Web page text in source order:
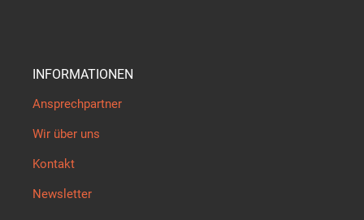
INFORMATIONEN
Ansprechpartner
Wir über uns
Kontakt
Newsletter